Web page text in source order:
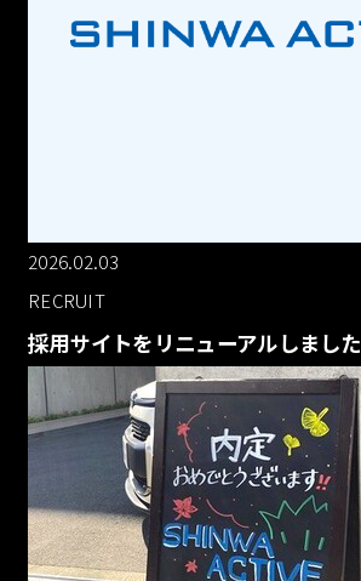
2026.02.03
RECRUIT
採用サイトをリニューアルしました